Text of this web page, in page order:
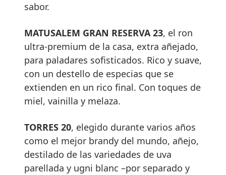
sabor.
MATUSALEM GRAN RESERVA 23, el ron
ultra-premium de la casa, extra añejado,
para paladares sofisticados. Rico y suave,
con un destello de especias que se
extienden en un rico final. Con toques de
miel, vainilla y melaza.
TORRES 20, elegido durante varios años
como el mejor brandy del mundo, añejo,
destilado de las variedades de uva
parellada y ugni blanc –por separado y